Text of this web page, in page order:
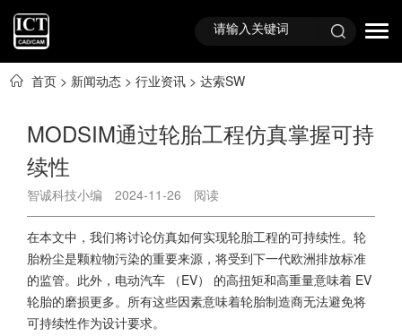
首页 > 新闻动态 > 行业资讯 > 达索SW
MODSIM通过轮胎工程仿真掌握可持
续性
智诚科技小编 2024-11-26 阅读
在本文中，我们将讨论仿真如何实现轮胎工程的可持续性。轮
胎粉尘是颗粒物污染的重要来源，将受到下一代欧洲排放标准
的监管。此外，电动汽车 （EV） 的高扭矩和高重量意味着 EV
轮胎的磨损更多。所有这些因素意味着轮胎制造商无法避免将
可持续性作为设计要求。